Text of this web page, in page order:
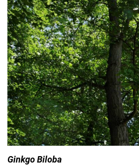
Ginkgo Biloba